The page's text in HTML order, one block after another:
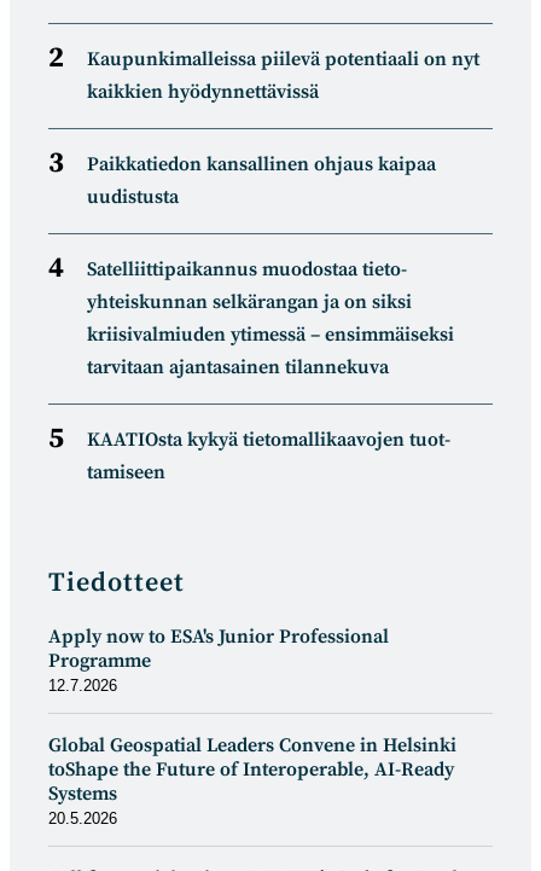
Kaupunkimalleissa piilevä potentiaali on nyt
kaikkien hyödynnettävissä
Paikkatiedon kansallinen ohjaus kaipaa
uudistusta
Satelliitti­paikannus muodostaa tieto­
yhteiskunnan selkä­rangan ja on siksi
kriisivalmiuden ytimessä – ensimmäiseksi
tarvitaan ajantasainen tilannekuva
KAATIOsta kykyä tietomal­likaa­vojen tuot­
tamiseen
Tiedotteet
Apply now to ESA's Junior Professional
Programme
12.7.2026
Global Geospatial Leaders Convene in Helsinki
toShape the Future of Interoperable, AI-Ready
Systems
20.5.2026